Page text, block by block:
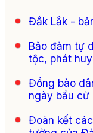
Đắk Lắk -
Bảo đảm tự
tộc, phát
Đồng bào
ngày bầu cử
Đoàn kết